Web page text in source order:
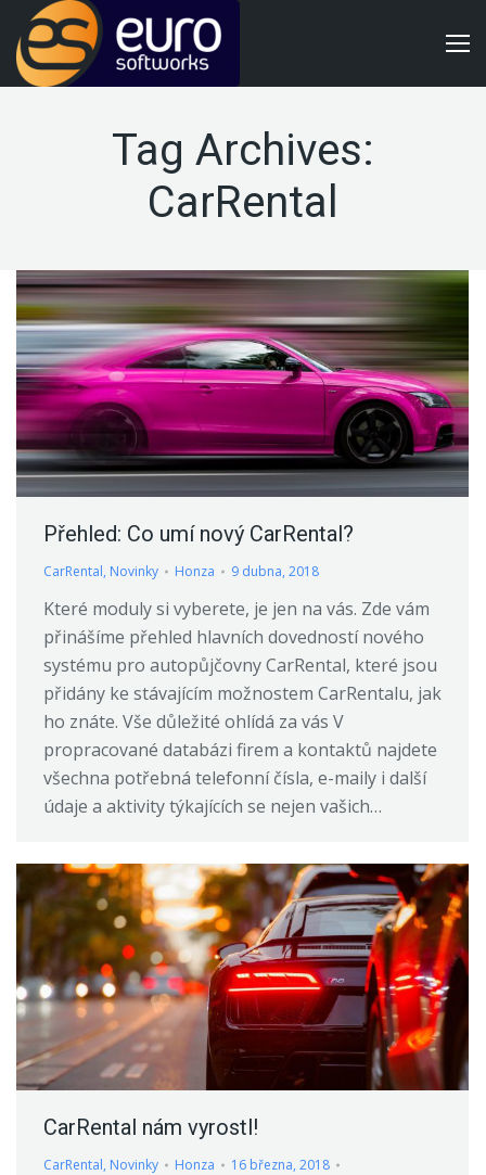
Tag Archives:
CarRental
Přehled: Co umí nový CarRental?
CarRental, Novinky Honza 9 dubna, 2018
Které moduly si vyberete, je jen na vás. Zde vám
přinášíme přehled hlavních dovedností nového
systému pro autopůjčovny CarRental, které jsou
přidány ke stávajícím možnostem CarRentalu, jak
ho znáte. Vše důležité ohlídá za vás V
propracované databázi firem a kontaktů najdete
všechna potřebná telefonní čísla, e-maily i další
údaje a aktivity týkajících se nejen vašich…
CarRental nám vyrostl!
CarRental, Novinky Honza
16 března, 2018